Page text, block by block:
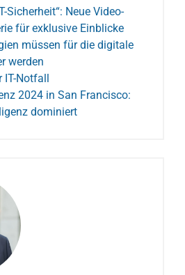
Sicherheit“: Neue Video-
für exklusive Einblicke
müssen für die digitale
werden
IT-Notfall
2024 in San Francisco:
dominiert